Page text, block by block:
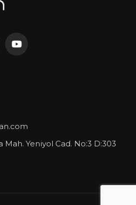
Yeniyol Cad. No:3 D:303